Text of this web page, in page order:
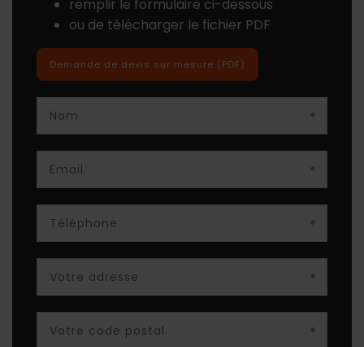
remplir le formulaire ci-dessous
ou de télécharger le fichier PDF
Demande de devis sur mesure (PDF)
*
*
*
*
*